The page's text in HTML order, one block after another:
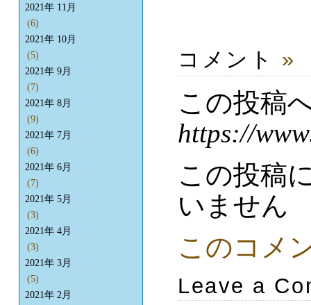
コメント »
この投稿
https://
この投稿
いません
このコメ
Leave a
2021年 11月
(6)
2021年 10月
(5)
2021年 9月
(7)
2021年 8月
(9)
2021年 7月
(6)
2021年 6月
(7)
2021年 5月
(3)
2021年 4月
(3)
2021年 3月
(5)
2021年 2月